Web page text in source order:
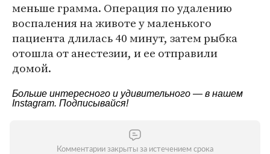
меньше грамма. Операция по удалению
воспаления на животе у маленького
пациента длилась 40 минут, затем рыбка
отошла от анестезии, и ее отправили
домой.
Больше интересного и удивительного — в нашем
Instagram. Подписывайся!
Комментарии закрыты за истечением срока